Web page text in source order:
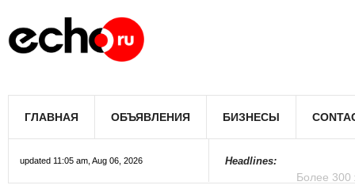
ГЛАВНАЯ ОБЪЯВЛЕНИЯ БИЗНЕСЫ
updated 11:05 am, Aug 06, 2026 Headlines:
Мэрию
Фермеры
В